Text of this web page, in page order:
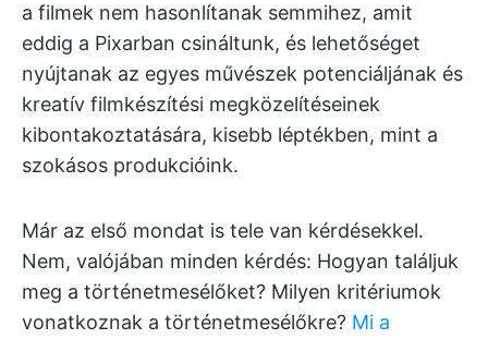
a filmek nem hasonlítanak semmihez, amit
eddig a Pixarban csináltunk, és lehetőséget
nyújtanak az egyes művészek potenciáljának és
kreatív filmkészítési megközelítéseinek
kibontakoztatására, kisebb léptékben, mint a
szokásos produkcióink.
Már az első mondat is tele van kérdésekkel.
Nem, valójában minden kérdés: Hogyan találjuk
meg a történetmesélőket? Milyen kritériumok
vonatkoznak a történetmesélőkre? Mi a